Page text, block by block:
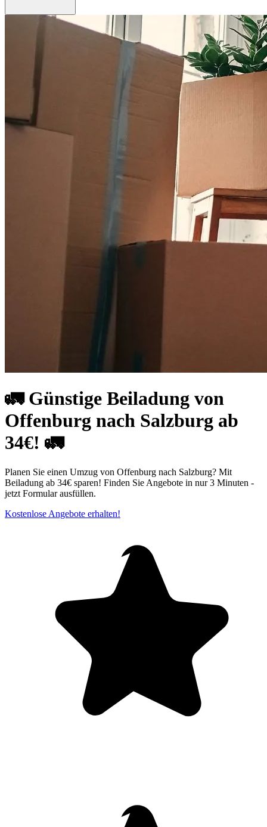
🚛 Günstige Beiladung von
Offenburg nach Salzburg ab
34€! 🚛
Planen Sie einen Umzug von Offenburg nach Salzburg? Mit
Beiladung ab 34€ sparen! Finden Sie Angebote in nur 3 Minuten -
jetzt Formular ausfüllen.
Kostenlose Angebote erhalten!